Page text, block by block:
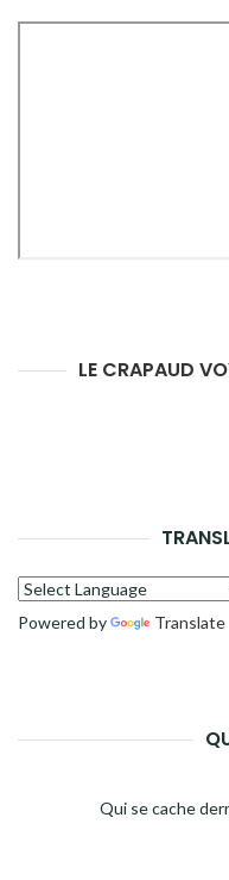
LE CRAPAUD
Powered by Translate
Qui se cache